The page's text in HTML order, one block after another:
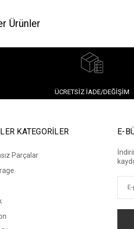
Ürünler
ÜCRETSIZ İADE/DEĞIŞIM
KATEGORİLER
Parçalar
E-